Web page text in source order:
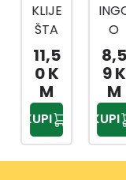
KLIJE
ŠTA
VOD
OINS
TALA
TERS
KA 10
250
MM
11,5
0 K
M
KUPI
INGC
O
KLIJE
ŠTA
ZA
POP
NITN
E
HRS1
8,5
9 K
M
KUPI